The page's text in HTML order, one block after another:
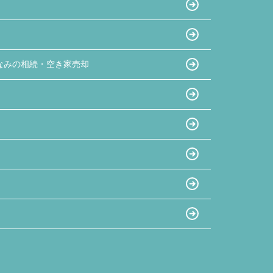
の相続・空き家売却